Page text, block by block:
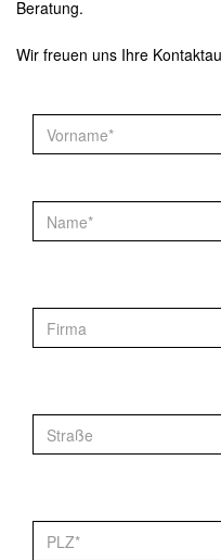
Beratung.
Wir freuen uns Ihre